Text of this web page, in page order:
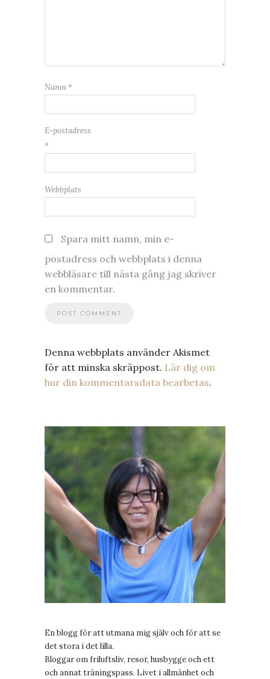
Namn *
E-postadress
*
Webbplats
Spara mitt namn, min e-
postadress och webbplats i denna
webbläsare till nästa gång jag skriver
en kommentar.
Denna webbplats använder Akismet
för att minska skräppost. Lär dig om
hur din kommentarsdata bearbetas.
En blogg för att utmana mig själv och för att se
det stora i det lilla.
Bloggar om friluftsliv, resor, husbygge och ett
och annat träningspass. Livet i allmänhet och